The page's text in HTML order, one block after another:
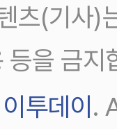
츠(기사)
을 금지
이투데이 .